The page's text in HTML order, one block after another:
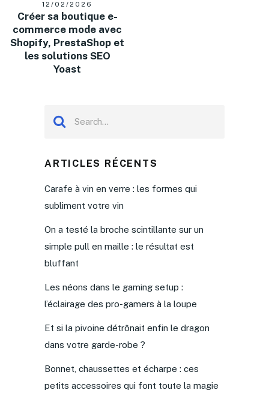
12/02/2026
Créer sa boutique e-
commerce mode avec
Shopify, PrestaShop et
les solutions SEO
Yoast
ARTICLES RÉCENTS
Carafe à vin en verre : les formes qui
subliment votre vin
On a testé la broche scintillante sur un
simple pull en maille : le résultat est
bluffant
Les néons dans le gaming setup :
l’éclairage des pro-gamers à la loupe
Et si la pivoine détrônait enfin le dragon
dans votre garde-robe ?
Bonnet, chaussettes et écharpe : ces
petits accessoires qui font toute la magie